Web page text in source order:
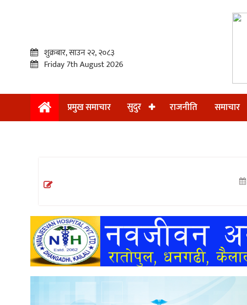
प्रमुख
अन्तराष्ट्रिय
अन्तर्वार्ता
खेलकुद
शुक्रबार, साउन २२, २०८३
Friday 7th August 2026
प्रमुख समाचार सुदुर राजनीति समाचार